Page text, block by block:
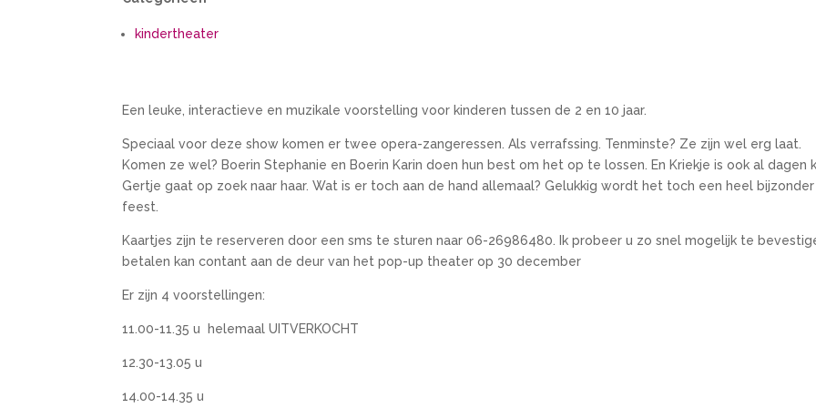
kindertheater
Een leuke, interactieve en muzikale voorstelling voor kinderen tussen de 2 en 10 jaar.
Speciaal voor deze show komen er twee opera-zangeressen. Als verrafssing. Tenminste? Ze zijn wel erg laat.
Komen ze wel? Boerin Stephanie en Boerin Karin doen hun best om het op te lossen. En Kriekje is ook al dagen
Gertje gaat op zoek naar haar. Wat is er toch aan de hand allemaal? Gelukkig wordt het toch een heel bijzonder
feest.
Kaartjes zijn te reserveren door een sms te sturen naar 06-26986480. Ik probeer u zo snel mogelijk te
betalen kan contant aan de deur van het pop-up theater op 30 december
Er zijn 4 voorstellingen:
11.00-11.35 u helemaal UITVERKOCHT
12.30-13.05 u
14.00-14.35 u